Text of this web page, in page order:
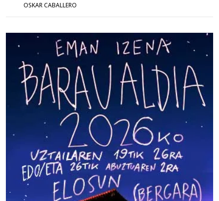
OSKAR CABALLERO